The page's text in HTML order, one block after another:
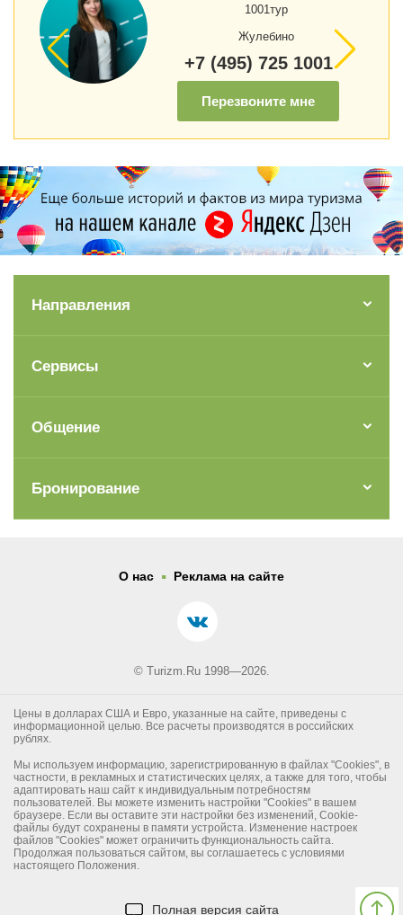
1001тур
Жулебино
+7 (495) 725 1001
Перезвоните мне
Направления
Сервисы
Общение
Бронирование
О нас . Реклама на сайте
© Turizm.Ru 1998—2026.
Цены в долларах США и Евро, указанные на сайте, приведены с
информационной целью. Все расчеты производятся в российских
рублях.
Мы используем информацию, зарегистрированную в файлах "Cookies", в
частности, в рекламных и статистических целях, а также для того, чтобы
адаптировать наш сайт к индивидуальным потребностям
пользователей. Вы можете изменить настройки "Cookies" в вашем
браузере. Если вы оставите эти настройки без изменений, Cookie-
файлы будут сохранены в памяти устройста. Изменение настроек
файлов "Cookies" может ограничить функциональность сайта.
Продолжая пользоваться сайтом, вы соглашаетесь с условиями
настоящего Положения.
Полная версия сайта